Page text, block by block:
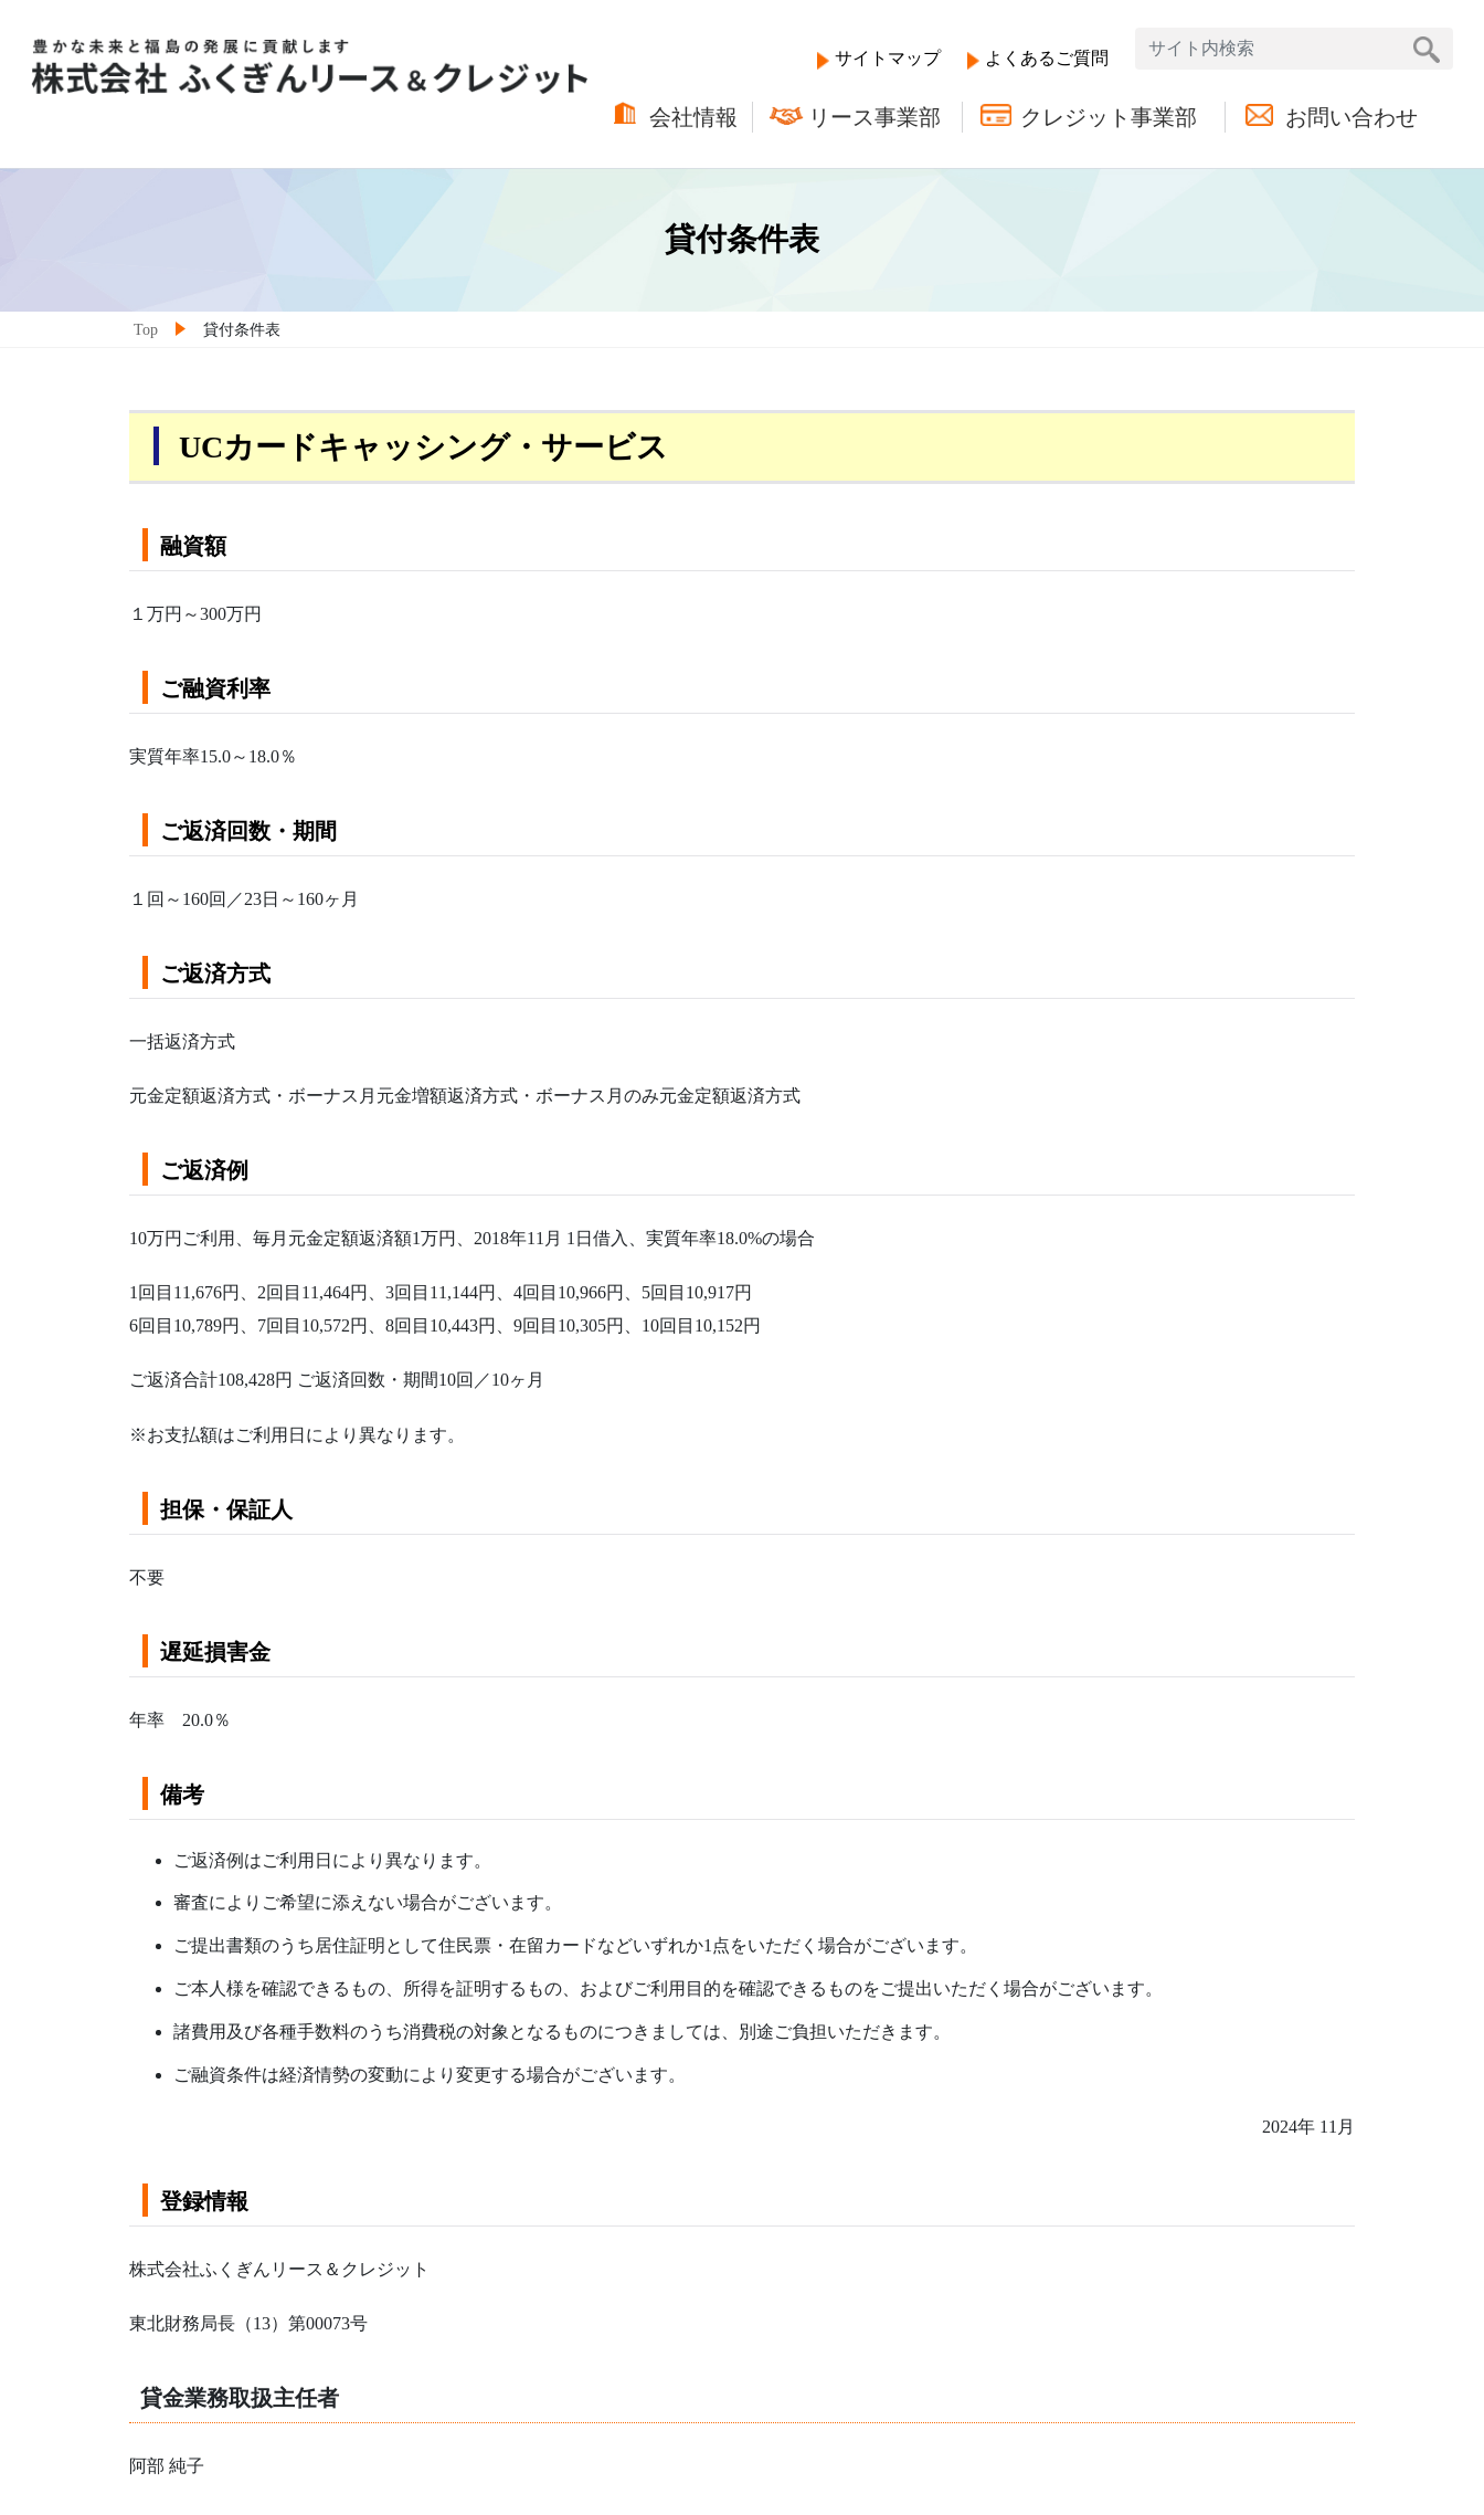
content
Navigation
サイトマップ よくあるご質問
会社情報 リース事業部 クレジット事業部 お問い合わせ
貸付条件表
Top 貸付条件表
UCカードキャッシング・サービス
融資額
１万円～300万円
ご融資利率
実質年率15.0～18.0％
ご返済回数・期間
１回～160回／23日～160ヶ月
ご返済方式
一括返済方式
元金定額返済方式・ボーナス月元金増額返済方式・ボーナス月のみ元金定額返済方式
ご返済例
10万円ご利用、毎月元金定額返済額1万円、2018年11月 1日借入、実質年率18.0%の場合
1回目11,676円、2回目11,464円、3回目11,144円、4回目10,966円、5回目10,917円
6回目10,789円、7回目10,572円、8回目10,443円、9回目10,305円、10回目10,152円
ご返済合計108,428円 ご返済回数・期間10回／10ヶ月
※お支払額はご利用日により異なります。
担保・保証人
不要
遅延損害金
年率 20.0％
備考
ご返済例はご利用日により異なります。
審査によりご希望に添えない場合がございます。
ご提出書類のうち居住証明として住民票・在留カードなどいずれか1点をいただく場合がございます。
ご本人様を確認できるもの、所得を証明するもの、およびご利用目的を確認できるものをご提出いただく場合がございます。
諸費用及び各種手数料のうち消費税の対象となるものにつきましては、別途ご負担いただきます。
ご融資条件は経済情勢の変動により変更する場合がございます。
2024年 11月
登録情報
株式会社ふくぎんリース＆クレジット
東北財務局長（13）第00073号
貸金業務取扱主任者
阿部 純子